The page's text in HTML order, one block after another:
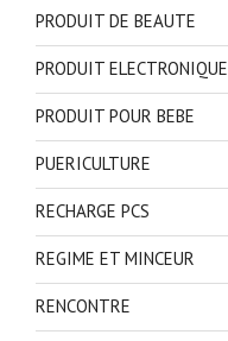
PRODUIT DE BEAUTE
PRODUIT ELECTRONIQUE
PRODUIT POUR BEBE
PUERICULTURE
RECHARGE PCS
REGIME ET MINCEUR
RENCONTRE